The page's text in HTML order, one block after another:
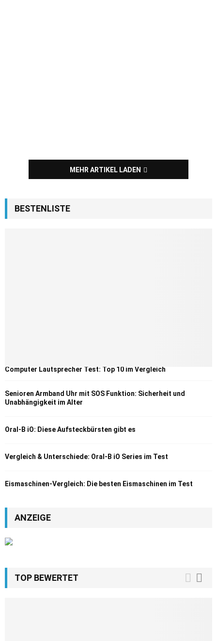
MEHR ARTIKEL LADEN
BESTENLISTE
Computer Lautsprecher Test: Top 10 im Vergleich
Senioren Armband Uhr mit SOS Funktion: Sicherheit und
Unabhängigkeit im Alter
Oral-B iO: Diese Aufsteckbürsten gibt es
Vergleich & Unterschiede: Oral-B iO Series im Test
Eismaschinen-Vergleich: Die besten Eismaschinen im Test
ANZEIGE
TOP BEWERTET